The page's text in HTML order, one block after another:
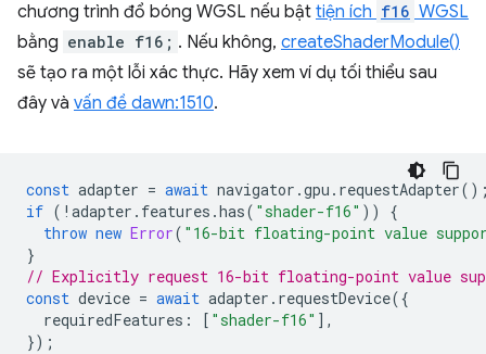
chương trình đổ bóng WGSL nếu bật tiện ích f16 WGSL
bằng enable f16; . Nếu không, createShaderModule()
sẽ tạo ra một lỗi xác thực. Hãy xem ví dụ tối thiểu sau
đây và vấn đề dawn:1510.
const adapter = await navigator .gpu . requestAdapter
if ( ! adapter . features .has( "shader-f16" ))
{
throw new Error( "16-bit floating-point value
}
// Explicitly request 16-bit floating-point value
const device = await adapter . requestDevice({
requiredFeatures : [ "shader-f16" ],
});